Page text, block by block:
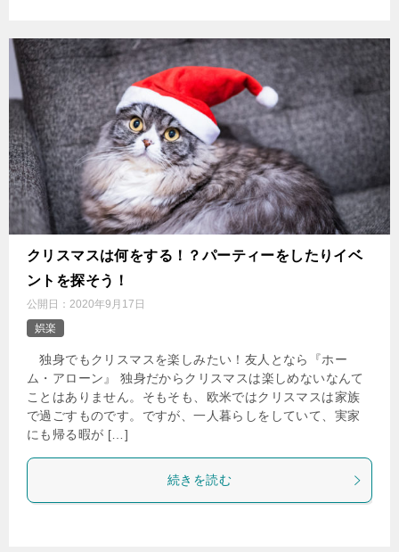
クリスマスは何をする！？パーティーをしたりイベ
ントを探そう！
公開日： 2020年9月17日
娯楽
独身でもクリスマスを楽しみたい！友人となら『ホー
ム・アローン』 独身だからクリスマスは楽しめないなんて
ことはありません。そもそも、欧米ではクリスマスは家族
で過ごすものです。ですが、一人暮らしをしていて、実家
にも帰る暇が […]
続きを読む